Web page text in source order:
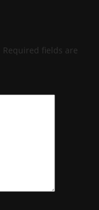
Required fields are